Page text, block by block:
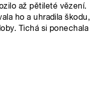
až pětileté vězení.
ho a uhradila škodu,
Tichá si ponechala